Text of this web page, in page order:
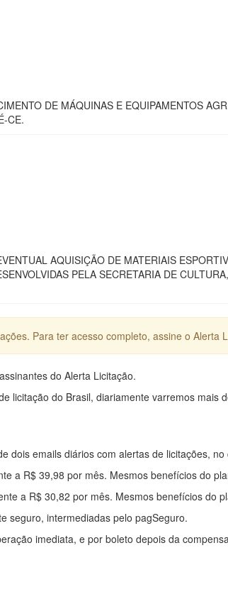
DE MÁQUINAS E EQUIPAMENTOS
CE.
AQUISIÇÃO DE MATERIAIS
PELA SECRETARIA DE
Para ter acesso completo, assine o Alerta
do Alerta Licitação.
licitação do Brasil, diariamente varremos
dois emails diários com alertas de licitações,
a R$ 39,98 por mês. Mesmos benefícios do
a R$ 30,82 por mês. Mesmos benefícios do
seguro, intermediadas pelo pagSeguro.
imediata, e por boleto depois da